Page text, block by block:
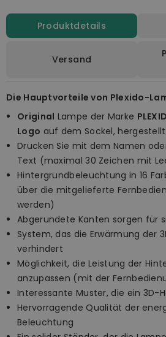
Produktdetails
Versand
Die Hauptvorteile von Plexido-
Original Lampe der Marke
Logo auf dem Sockel,
Drucken Sie mit dem Namen
Text (maximal 30 Zeichen mit
Hintergrundbeleuchtung in 16
über die mitgelieferte
werden)
Abgerundete Kanten sorgen für
System, das die Erwärmung der
verhindert
Möglichkeit, die Leistung der
anzupassen (mit der
Interessante Muster, die ein 3D-
Hervorragende Qualität der
Beleuchtung